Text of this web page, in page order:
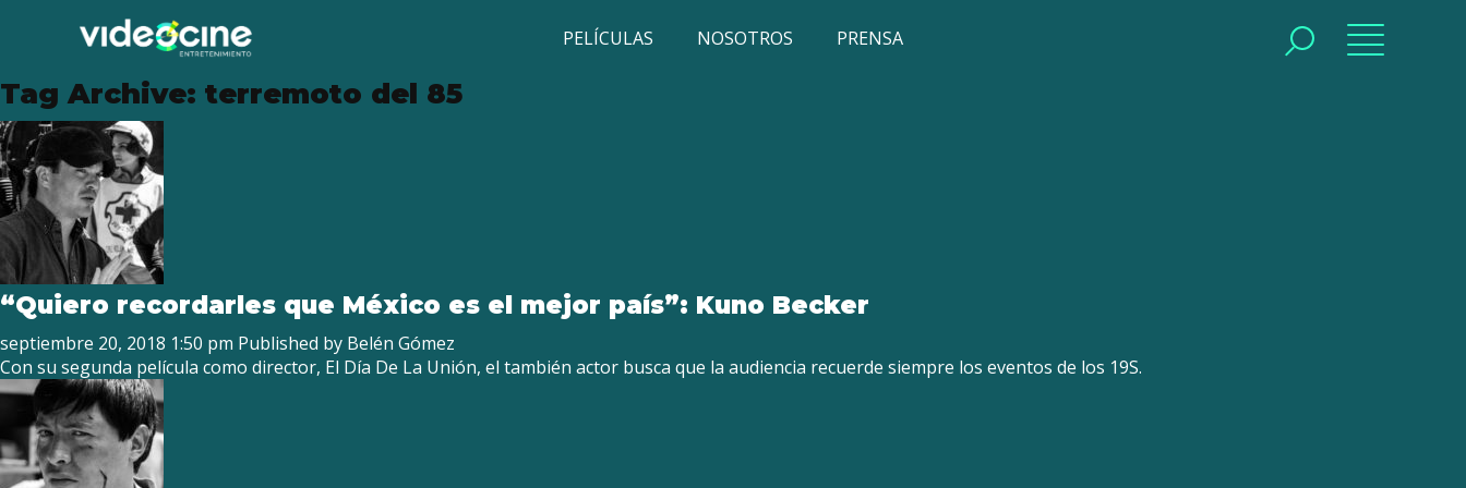
PELÍCULAS NOSOTROS PRENSA
Tag Archive: terremoto del 85
“Quiero recordarles que México es el mejor país”: Kuno Becker
septiembre 20, 2018 1:50 pm Published by Belén Gómez
Con su segunda película como director, El Día De La Unión, el también actor busca que la audiencia recuerde siempre los eventos de los 19S.